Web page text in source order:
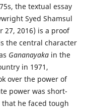
the textual essay
Syed Shamsul
27, 2016) is a proof
the central character
Gananayakain the
in 1971,
over the power of
power was short-
he faced tough